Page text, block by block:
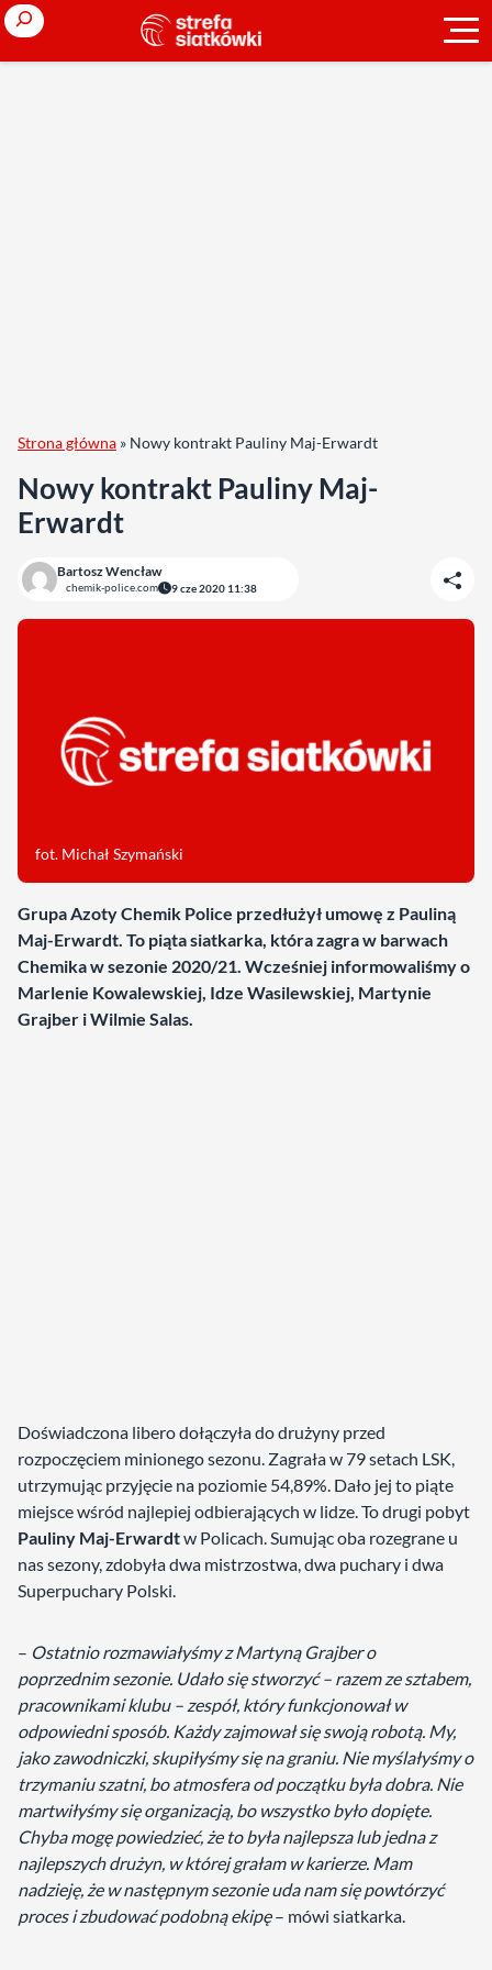
Search
Strona główna » Nowy kontrakt Pauliny Maj-Erwardt
Nowy kontrakt Pauliny Maj-
Erwardt
Bartosz Wencław
chemik-police.com 9 cze 2020 11:38
fot. Michał Szymański
Grupa Azoty Chemik Police przedłużył umowę z Pauliną
Maj-Erwardt. To piąta siatkarka, która zagra w barwach
Chemika w sezonie 2020/21. Wcześniej informowaliśmy o
Marlenie Kowalewskiej, Idze Wasilewskiej, Martynie
Grajber i Wilmie Salas.
Doświadczona libero dołączyła do drużyny przed
rozpoczęciem minionego sezonu. Zagrała w 79 setach LSK,
utrzymując przyjęcie na poziomie 54,89%. Dało jej to piąte
miejsce wśród najlepiej odbierających w lidze. To drugi pobyt
Pauliny Maj-Erwardtw Policach. Sumując oba rozegrane u
nas sezony, zdobyła dwa mistrzostwa, dwa puchary i dwa
Superpuchary Polski.
– Ostatnio rozmawiałyśmy z Martyną Grajber o
poprzednim sezonie. Udało się stworzyć – razem ze sztabem,
pracownikami klubu – zespół, który funkcjonował w
odpowiedni sposób. Każdy zajmował się swoją robotą. My,
jako zawodniczki, skupiłyśmy się na graniu. Nie myślałyśmy o
trzymaniu szatni, bo atmosfera od początku była dobra. Nie
martwiłyśmy się organizacją, bo wszystko było dopięte.
Chyba mogę powiedzieć, że to była najlepsza lub jedna z
najlepszych drużyn, w której grałam w karierze. Mam
nadzieję, że w następnym sezonie uda nam się powtórzyć
proces i zbudować podobną ekipę– mówi siatkarka.